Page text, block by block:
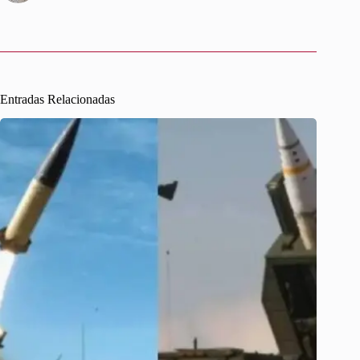
Entradas Relacionadas